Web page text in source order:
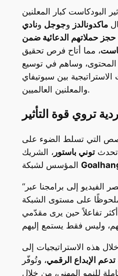
البودكاست كبار المعلنين
ماكدونالدز وجوجل ونادي
حجز حملاتهم الدعائية ضمن
، مما أتاح فرص تحقيق
وساهم في توسيع
الاستراتيجية بين سبوتيفاي
والمعلنين العالميين.
تروي قوة التأثير
التي تسلط الضوء على
تحدثتوني باستور، الشريك
“منذ أن أضفنا عنصر الفيديو إلى برامجنا عبر
على مستوى الشبكة
تفاعلاً حين يرى مقدّمي
هذه الاستراتيجيات إلى
الإبداع الرقمي، وتُوفّر
للنمو المهني، من خلال